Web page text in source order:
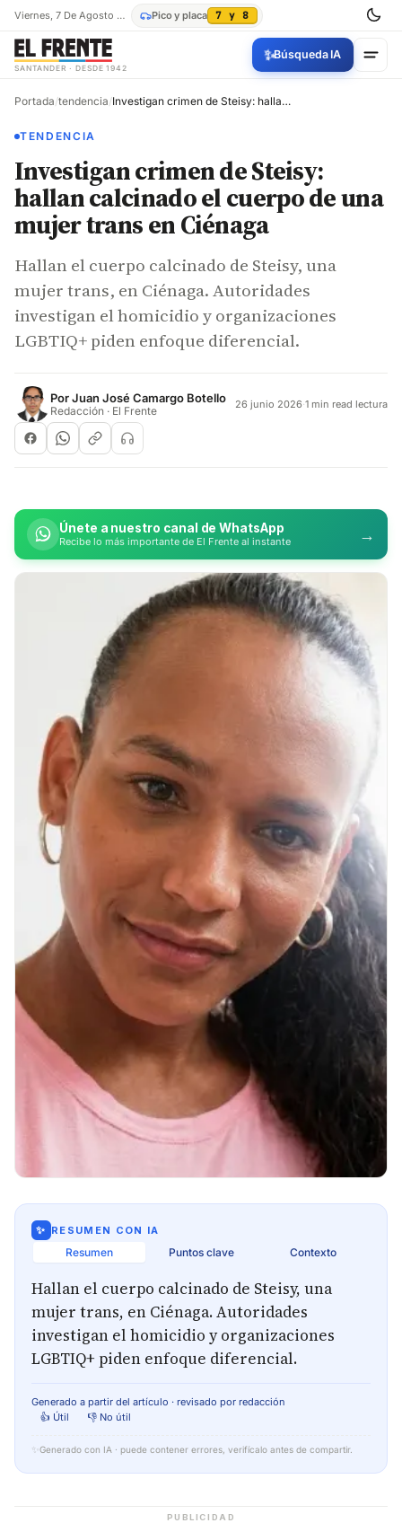
Viernes, 7 De Agosto De 2026 Pico y placa 7 y 8
SANTANDER · DESDE 1942
✨Búsqueda IA
Portada/tendencia/ Investigan crimen de Steisy: hallan calcinado el cuerpo de una mujer trans en Ciénaga
TENDENCIA
Investigan crimen de Steisy:
hallan calcinado el cuerpo de una
mujer trans en Ciénaga
Hallan el cuerpo calcinado de Steisy, una
mujer trans, en Ciénaga. Autoridades
investigan el homicidio y organizaciones
LGBTIQ+ piden enfoque diferencial.
PorJuan José Camargo Botello
Redacción · El Frente 26 junio 2026·1 min read lectura
Únete a nuestro canal de WhatsApp
Recibe lo más importante de El Frente al instante →
✨ RESUMEN CON IA
Resumen Puntos clave Contexto
Hallan el cuerpo calcinado de Steisy, una
mujer trans, en Ciénaga. Autoridades
investigan el homicidio y organizaciones
LGBTIQ+ piden enfoque diferencial.
Generado a partir del artículo · revisado por redacción
👍 Útil
👎 No útil
✨ Generado con IA · puede contener errores, verifícalo antes de compartir.
PUBLICIDAD